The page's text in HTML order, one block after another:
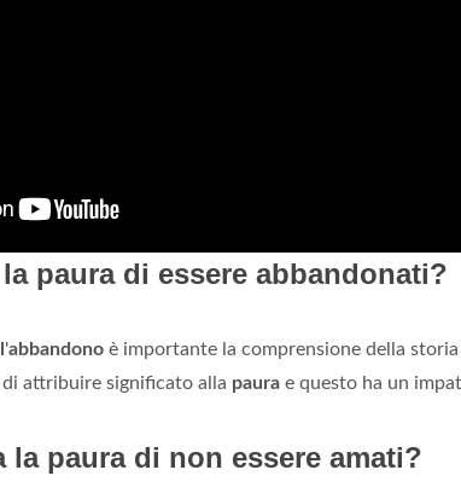
paura di essere abbandonati?
'abbandono è importante la comprensione della
attribuire significato alla paura e questo ha un
la paura di non essere amati?